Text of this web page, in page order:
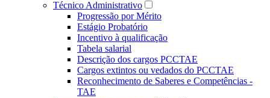
Técnico Administrativo
Progressão por Mérito
Estágio Probatório
Incentivo à qualificação
Tabela salarial
Descrição dos cargos PCCTAE
Cargos extintos ou vedados do PCCTAE
Reconhecimento de Saberes e Competências -
TAE